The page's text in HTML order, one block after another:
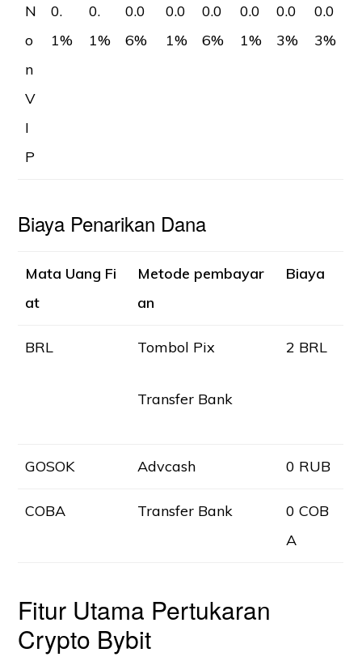
N
o
n
V
I
P
0.
1%
0.
1%
0.0
6%
0.0
1%
0.0
6%
0.0
1%
0.0
3%
0.0
3%
Biaya Penarikan Dana
Mata Uang Fi
at
Metode pembayar
an
Biaya
BRL Tombol Pix
Transfer Bank
2 BRL
GOSOK Advcash 0 RUB
COBA Transfer Bank
0 COB
A
Fitur Utama Pertukaran
Crypto Bybit